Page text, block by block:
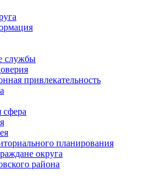
службы
привлекательность
сфера
планирования
округа
района